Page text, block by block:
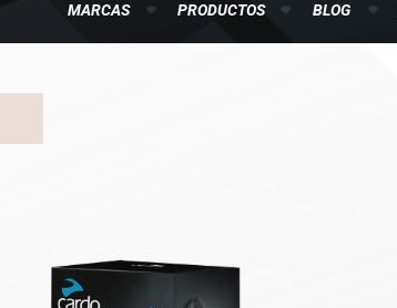
MARCAS PRODUCTOS BLOG